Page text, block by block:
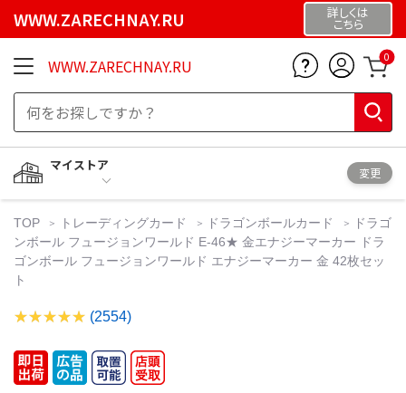
WWW.ZARECHNAY.RU 詳しくは
こちら
WWW.ZARECHNAY.RU 0
マイストア
変更
TOP トレーディングカード ドラゴンボールカード
ドラゴ
ンボール フュージョンワールド E-46★ 金エナジーマーカー ドラ
ゴンボール フュージョンワールド エナジーマーカー 金 42枚セッ
ト
(2554)